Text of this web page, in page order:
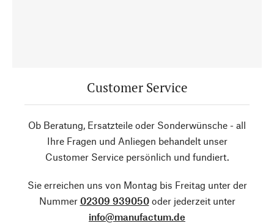
Customer Service
Ob Beratung, Ersatzteile oder Sonderwünsche - all
Ihre Fragen und Anliegen behandelt unser
Customer Service persönlich und fundiert.
Sie erreichen uns von Montag bis Freitag unter der
Nummer 02309 939050oder jederzeit unter
info@manufactum.de